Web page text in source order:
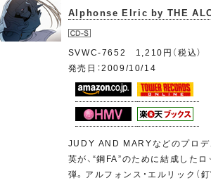
Alphonse Elric by THE
SVWC-7652 1,210円（税込）
発売日：2009/10/14
JUDY AND MARYなどのプロデ
英が、“鋼FA”のために結成した
弾。アルフォンス・エルリック